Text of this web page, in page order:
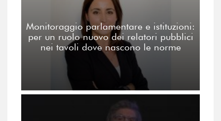
Monitoraggio parlamentare e istituzioni:
per un ruolo nuovo dei relatori pubblici
nei tavoli dove nascono le norme